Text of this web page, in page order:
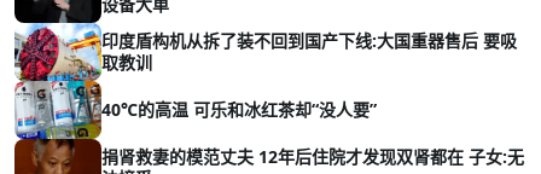
印度盾构机从拆了装不回到国产下线:大国重器售后 要吸
取教训
40℃的高温 可乐和冰红茶却“没人要”
捐肾救妻的模范丈夫 12年后住院才发现双肾都在 子女:无